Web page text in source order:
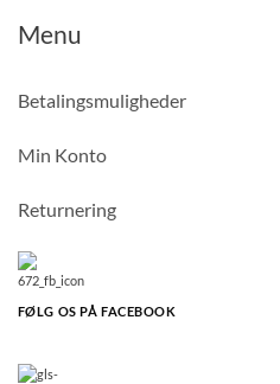
Menu
Betalingsmuligheder
Min Konto
Returnering
FØLG OS PÅ FACEBOOK